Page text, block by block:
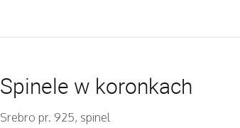
Spinele w koronkach
Srebro pr. 925, spinel